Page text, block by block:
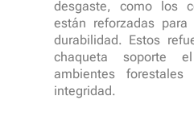
desgaste, como los
están reforzadas
durabilidad. Estos
chaqueta soporte
ambientes
integridad.